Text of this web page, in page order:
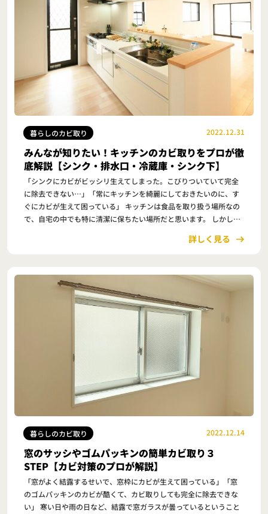
暮らしのカビ取り 2022.12.31
みんなが知りたい！キッチンのカビ取りをプロが徹
底解説【シンク・排水口・冷蔵庫・シンク下】
「シンクにカビがビッシリ生えてしまった。こびりついていて完全
に除去できない…」「常にキッチンを綺麗にしておきたいのに、す
ぐにカビが生えて困っている」 キッチンは食品を取り扱う場所なの
で、自宅の中でも特に清潔に保ちたい場所だと思います。 しかしカ
詳しく見る
暮らしのカビ取り 2022.12.14
窓のサッシやゴムパッキンの簡単カビ取り３
STEP【カビ対策のプロが解説】
「窓がよく結露するせいで、窓枠にカビが生えて困っている」「窓
のゴムパッキンのカビが酷くて、カビ取りしても完全に除去できな
い」 寒い日や雨の日など、結露で窓ガラスが曇っているということ